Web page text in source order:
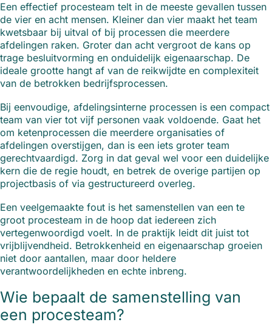
Een effectief procesteam telt in de meeste gevallen tussen
de vier en acht mensen. Kleiner dan vier maakt het team
kwetsbaar bij uitval of bij processen die meerdere
afdelingen raken. Groter dan acht vergroot de kans op
trage besluitvorming en onduidelijk eigenaarschap. De
ideale grootte hangt af van de reikwijdte en complexiteit
van de betrokken bedrijfsprocessen.
Bij eenvoudige, afdelingsinterne processen is een compact
team van vier tot vijf personen vaak voldoende. Gaat het
om ketenprocessen die meerdere organisaties of
afdelingen overstijgen, dan is een iets groter team
gerechtvaardigd. Zorg in dat geval wel voor een duidelijke
kern die de regie houdt, en betrek de overige partijen op
projectbasis of via gestructureerd overleg.
Een veelgemaakte fout is het samenstellen van een te
groot procesteam in de hoop dat iedereen zich
vertegenwoordigd voelt. In de praktijk leidt dit juist tot
vrijblijvendheid. Betrokkenheid en eigenaarschap groeien
niet door aantallen, maar door heldere
verantwoordelijkheden en echte inbreng.
Wie bepaalt de samenstelling van
een procesteam?